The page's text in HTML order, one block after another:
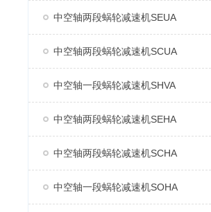
中空轴两段蜗轮减速机SEUA
中空轴两段蜗轮减速机SCUA
中空轴一段蜗轮减速机SHVA
中空轴两段蜗轮减速机SEHA
中空轴两段蜗轮减速机SCHA
中空轴一段蜗轮减速机SOHA